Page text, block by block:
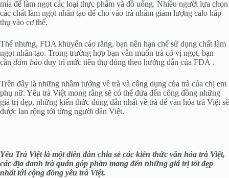
mía để làm ngọt các loại thực phẩm và đồ uống. Nhiều người lựa chọn
các chất làm ngọt nhân tạo để cho vào trà nhằm giảm lượng calo hấp
thụ vào cơ thể.
Thế nhưng, FDA khuyến cáo rằng, bạn nên hạn chế sử dụng chất làm
ngọt nhân tạo. Trong trường hợp bạn vẫn muốn trà có vị ngọt, bạn
cần đảm bảo duy trì mức tiêu thụ đúng theo hướng dẫn của FDA .
Trên đây là những nhầm tưởng về trà và công dụng của trà của chị em
phụ nữ. Yêu trà Việt mong rằng sẽ có thể đưa đến công đồng những
giá trị đẹp, những kiến thức đúng đắn nhất về trà để văn hóa trà Việt sẽ
được lan rộng tới từng người dân Việt.
Yêu Trà Việt là một diễn đàn chia sẻ các kiến thức văn hóa trà Việt,
các địa danh trà quán góp phần mang đến những giá trị tốt đẹp
nhất tới cộng đồng yêu trà Việt.